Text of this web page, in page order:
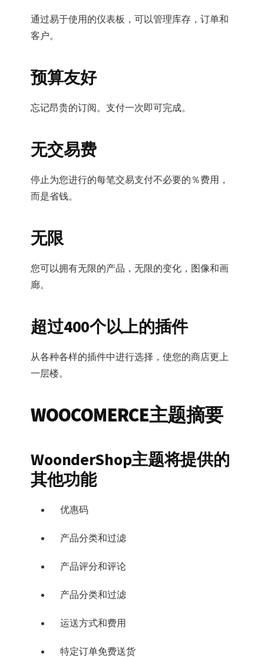
通过易于使用的仪表板，可以管理库存，订单和
客户。
预算友好
忘记昂贵的订阅。支付一次即可完成。
无交易费
停止为您进行的每笔交易支付不必要的％费用，
而是省钱。
无限
您可以拥有无​​限的产品，无限的变化，图像和画
廊。
超过400个以上的插件
从各种各样的插件中进行选择，使您的商店更上
一层楼。
WOOCOMERCE主题摘要
WoonderShop主题将提供的
其他功能
优惠码
产品分类和过滤
产品评分和评论
产品分类和过滤
运送方式和费用
特定订单免费送货